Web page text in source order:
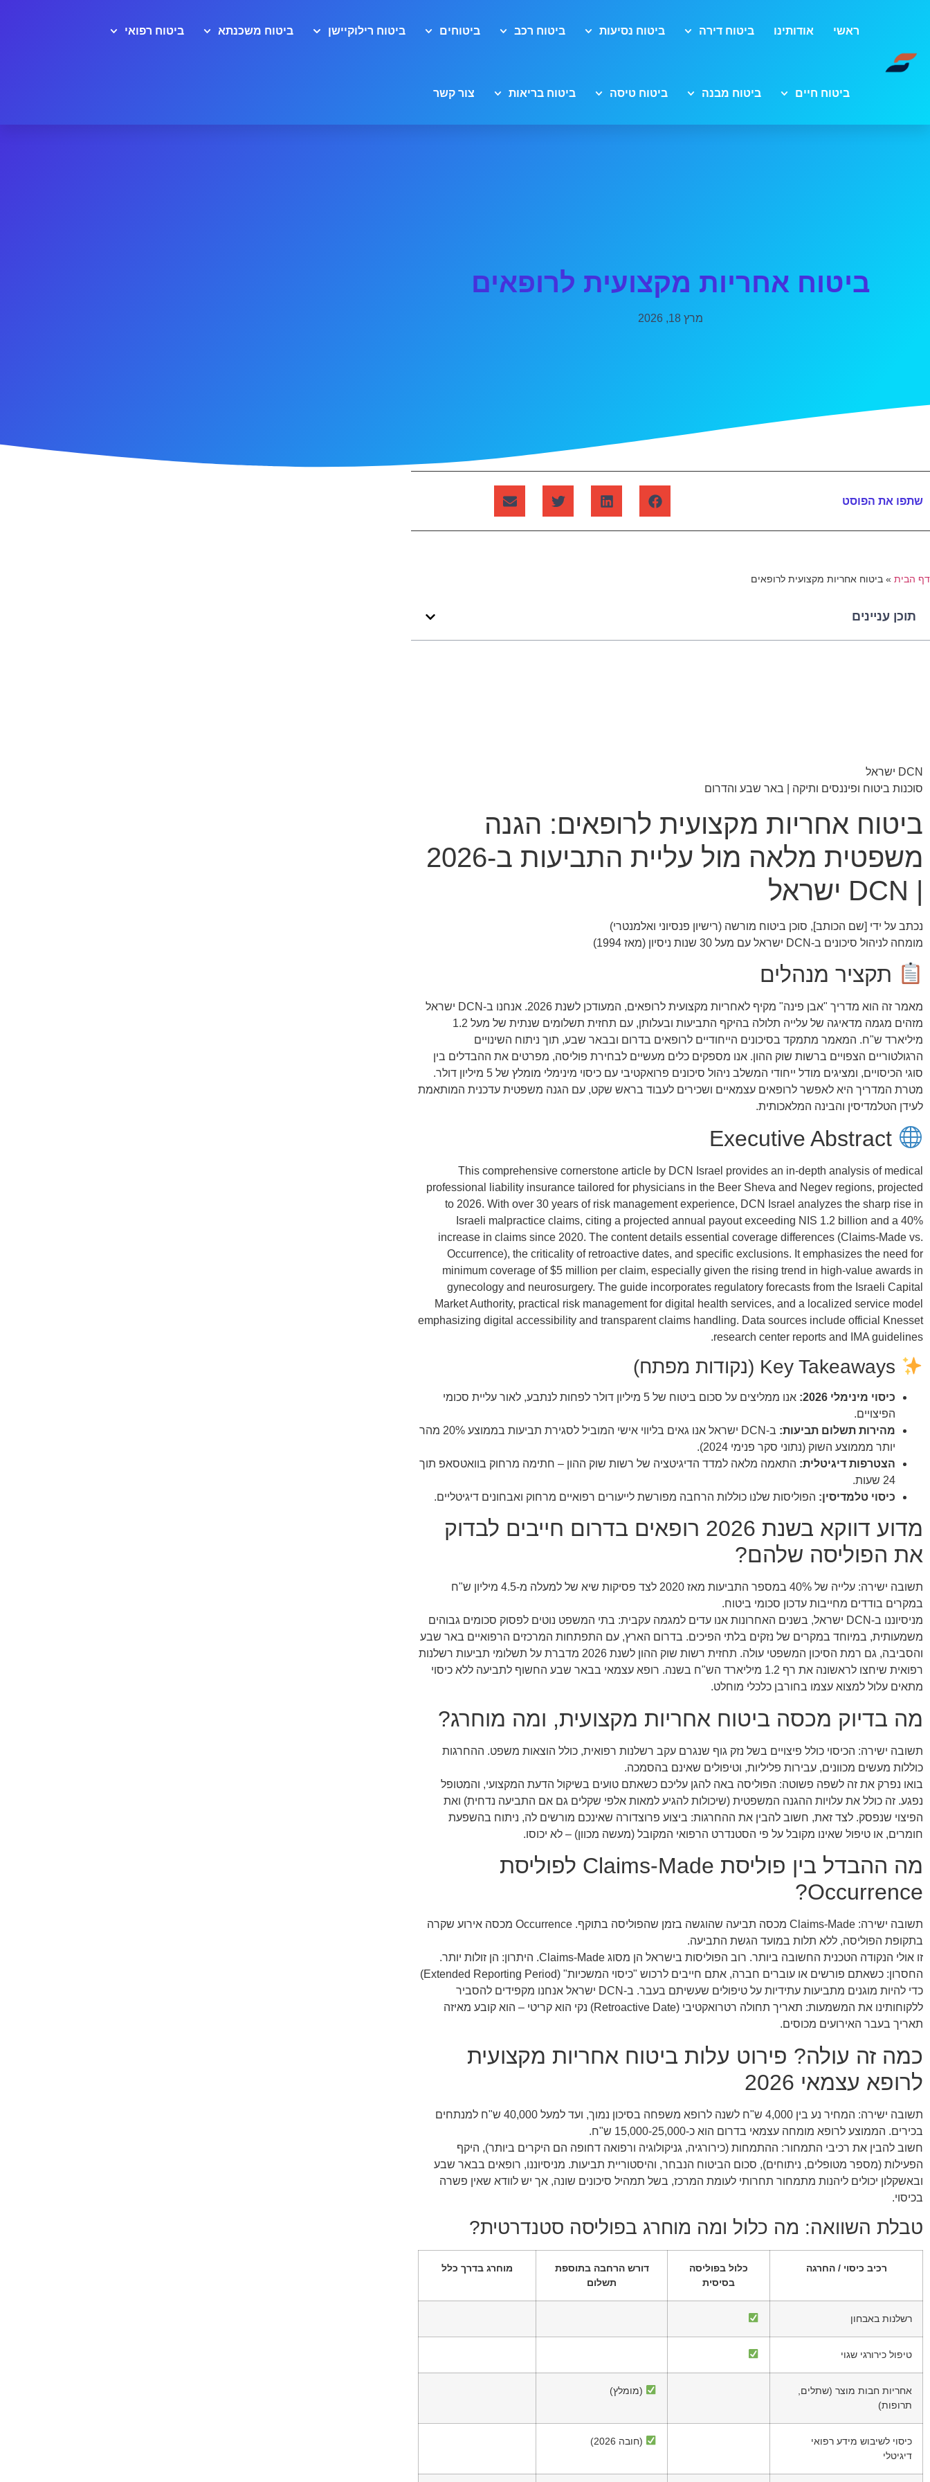
ראשי אודותינו ביטוח דירה ביטוח נסיעות ביטוח רכב ביטוחים ביטוח רילוקיישן ביטוח משכנתא ביטוח רפואי
ביטוח חיים ביטוח מבנה ביטוח טיסה ביטוח בריאות צור קשר
ביטוח אחריות מקצועית לרופאים
מרץ 18, 2026
שתפו את הפוסט
דף הבית » ביטוח אחריות מקצועית לרופאים
תוכן עניינים
DCN ישראל
סוכנות ביטוח ופיננסים ותיקה | באר שבע והדרום
ביטוח אחריות מקצועית לרופאים: הגנה
משפטית מלאה מול עליית התביעות ב-2026
| DCN ישראל
נכתב על ידי [שם הכותב], סוכן ביטוח מורשה (רישיון פנסיוני ואלמנטרי)
מומחה לניהול סיכונים ב-DCN ישראל עם מעל 30 שנות ניסיון (מאז 1994)
תקציר מנהלים
מאמר זה הוא מדריך "אבן פינה" מקיף לאחריות מקצועית לרופאים, המעודכן לשנת 2026. אנחנו ב-DCN ישראל
מזהים מגמה מדאיגה של עלייה תלולה בהיקף התביעות ובעלותן, עם תחזית תשלומים שנתית של מעל 1.2
מיליארד ש"ח. המאמר מתמקד בסיכונים הייחודיים לרופאים בדרום ובבאר שבע, תוך ניתוח השינויים
הרגולטוריים הצפויים ברשות שוק ההון. אנו מספקים כלים מעשיים לבחירת פוליסה, מפרטים את ההבדלים בין
סוגי הכיסויים, ומציגים מודל ייחודי המשלב ניהול סיכונים פרואקטיבי עם כיסוי מינימלי מומלץ של 5 מיליון דולר.
מטרת המדריך היא לאפשר לרופאים עצמאיים ושכירים לעבוד בראש שקט, עם הגנה משפטית עדכנית המותאמת
לעידן הטלמדיסין והבינה המלאכותית.
Executive Abstract
This comprehensive cornerstone article by DCN Israel provides an in-depth analysis of medical
professional liability insurance tailored for physicians in the Beer Sheva and Negev regions, projected
to 2026. With over 30 years of risk management experience, DCN Israel analyzes the sharp rise in
Israeli malpractice claims, citing a projected annual payout exceeding NIS 1.2 billion and a 40%
increase in claims since 2020. The content details essential coverage differences (Claims-Made vs.
Occurrence), the criticality of retroactive dates, and specific exclusions. It emphasizes the need for
minimum coverage of $5 million per claim, especially given the rising trend in high-value awards in
gynecology and neurosurgery. The guide incorporates regulatory forecasts from the Israeli Capital
Market Authority, practical risk management for digital health services, and a localized service model
emphasizing digital accessibility and transparent claims handling. Data sources include official Knesset
research center reports and IMA guidelines.
כיסוי מינימלי 2026: אנו ממליצים על סכום ביטוח של 5 מיליון דולר
לפחות לנתבע, לאור עליית סכומי
הפיצויים.
מהירות תשלום תביעות: ב-DCN ישראל אנו גאים בליווי אישי המוביל לסגירת תביעות בממוצע
20% מהר
יותר מממוצע השוק (נתוני סקר פנימי 2024).
הצטרפות דיגיטלית: התאמה מלאה למדד הדיגיטציה של רשות שוק ההון – חתימה מרחוק בוואטסאפ תוך
24 שעות
.
כיסוי טלמדיסין: הפוליסות שלנו כוללות הרחבה מפורשת לייעורים רפואיים מרחוק ואבחונים דיגיטליים.
מדוע דווקא בשנת 2026 רופאים בדרום חייבים לבדוק
את הפוליסה שלהם?
תשובה ישירה: עלייה של 40% במספר התביעות מאז 2020 לצד פסיקות שיא של למעלה מ-4.5 מיליון ש"ח
במקרים בודדים מחייבות עדכון סכומי ביטוח.
מניסיוננו ב-DCN ישראל, בשנים האחרונות אנו עדים למגמה עקבית: בתי המשפט נוטים לפסוק סכומים גבוהים
משמעותית, במיוחד במקרים של נזקים בלתי הפיכים. בדרום הארץ, עם התפתחות המרכזים הרפואיים באר שבע
והסביבה, גם רמת הסיכון המשפטי עולה. תחזית רשות שוק ההון לשנת 2026 מדברת על תשלומי תביעות רשלנות
רפואית שיחצו לראשונה את רף 1.2 מיליארד הש"ח בשנה. רופא עצמאי בבאר שבע החשוף לתביעה ללא כיסוי
מתאים עלול למצוא עצמו בחורבן כלכלי מוחלט.
מה בדיוק מכסה ביטוח אחריות מקצועית, ומה מוחרג?
תשובה ישירה: הכיסוי כולל פיצויים בשל נזק גוף שנגרם עקב רשלנות רפואית, כולל הוצאות משפט. ההחרגות
כוללות מעשים מכוונים, עבירות פליליות, וטיפולים שאינם בהסמכה.
בואו נפרק את זה לשפה פשוטה: הפוליסה באה להגן עליכם כשאתם טועים בשיקול הדעת המקצועי, והמטופל
נפגע. זה כולל את עלויות ההגנה המשפטית (שיכולות להגיע למאות אלפי שקלים גם אם התביעה נדחית) ואת
הפיצוי שנפסק. לצד זאת, חשוב להבין את ההחרגות: ביצוע פרוצדורה שאינכם מורשים לה, ניתוח בהשפעת
חומרים, או טיפול שאינו מקובל על פי הסטנדרט הרפואי המקובל (מעשה מכוון) – לא יכוסו.
מה ההבדל בין פוליסת Claims-Made לפוליסת
Occurrence?
תשובה ישירה: Claims-Made מכסה תביעה שהוגשה בזמן שהפוליסה בתוקף. Occurrence מכסה אירוע שקרה
בתקופת הפוליסה, ללא תלות במועד הגשת התביעה.
זו אולי הנקודה הטכנית החשובה ביותר. רוב הפוליסות בישראל הן מסוג Claims-Made. היתרון: הן זולות יותר.
החסרון: כשאתם פורשים או עוברים חברה, אתם חייבים לרכוש "כיסוי המשכיות" (Extended Reporting Period)
כדי להיות מוגנים מתביעות עתידיות על טיפולים שעשיתם בעבר. ב-DCN ישראל אנחנו מקפידים להסביר
ללקוחותינו את המשמעות: תאריך תחולה רטרואקטיבי (Retroactive Date) נקי הוא קריטי – הוא קובע מאיזה
תאריך בעבר האירועים מכוסים.
כמה זה עולה? פירוט עלות ביטוח אחריות מקצועית
לרופא עצמאי 2026
תשובה ישירה: המחיר נע בין 4,000 ש"ח לשנה לרופא משפחה בסיכון נמוך, ועד למעל 40,000 ש"ח למנתחים
בכירים. הממוצע לרופא מומחה עצמאי בדרום הוא כ-15,000-25,000 ש"ח.
חשוב להבין את רכיבי התמחור: ההתמחות (כירורגיה, גניקולוגיה ורפואה דחופה הם היקרים ביותר), היקף
הפעילות (מספר מטופלים, ניתוחים), סכום הביטוח הנבחר, והיסטוריית תביעות. מניסיוננו, רופאים בבאר שבע
ובאשקלון יכולים ליהנות מתמחור תחרותי לעומת המרכז, בשל תמהיל סיכונים שונה, אך יש לוודא שאין פשרה
בכיסוי.
טבלת השוואה: מה כלול ומה מוחרג בפוליסה סטנדרטית?
רכיב כיסוי / החרגה
כלול בפוליסה
בסיסית
דורש הרחבה בתוספת
תשלום
מוחרג בדרך כלל
רשלנות באבחון
טיפול כירורגי שגוי
אחריות חבות מוצר (שתלים,
תרופות)
(מומלץ)
כיסוי לשיבוש מידע רפואי
דיגיטלי
(חובה 2026)